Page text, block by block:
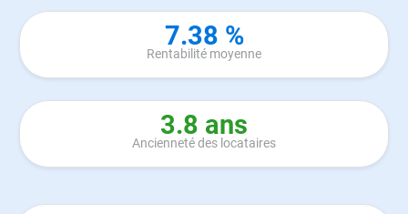
7.38 %
Rentabilité moyenne
3.8 ans
Ancienneté des locataires